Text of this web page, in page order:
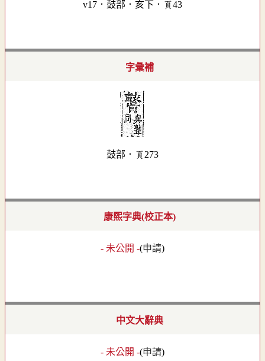
v17．鼓部．亥下．頁43
字彙補
鼓部．頁273
康熙字典(校正本)
- 未公開 -(申請)
中文大辭典
- 未公開 -(申請)